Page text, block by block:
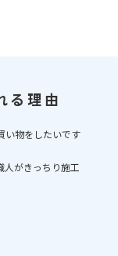
る理由
い物をしたいです
人がきっちり施工